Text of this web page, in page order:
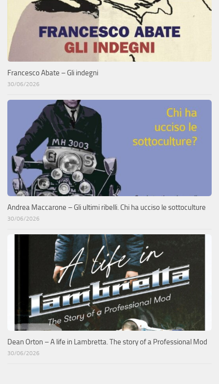
Francesco Abate – Gli indegni
30/06/2026
Andrea Maccarone – Gli ultimi ribelli. Chi ha ucciso le sottoculture
30/06/2026
Dean Orton – A life in Lambretta. The story of a Professional Mod
30/06/2026